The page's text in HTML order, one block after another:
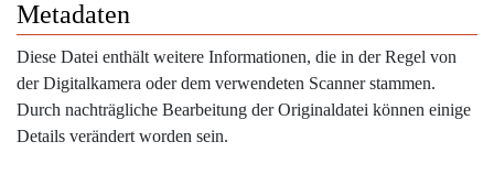
Metadaten
Diese Datei enthält weitere Informationen, die in der Regel von
der Digitalkamera oder dem verwendeten Scanner stammen.
Durch nachträgliche Bearbeitung der Originaldatei können einige
Details verändert worden sein.